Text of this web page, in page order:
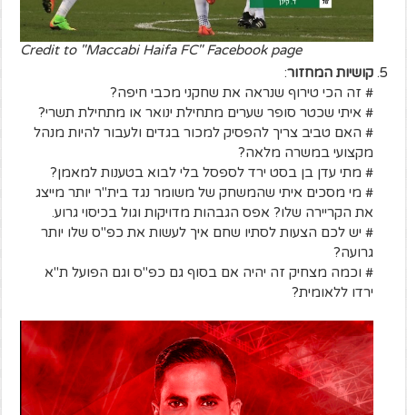
Credit to "Maccabi Haifa FC" Facebook page
קושיות המחזור:
# זה הכי טירוף שנראה את שחקני מכבי חיפה?
# איתי שכטר סופר שערים מתחילת ינואר או מתחילת תשרי?
# האם טביב צריך להפסיק למכור בגדים ולעבור להיות מנהל
מקצועי במשרה מלאה?
# מתי עדן בן בסט ירד לספסל בלי לבוא בטענות למאמן?
# מי מסכים איתי שהמשחק של משומר נגד בית"ר יותר מייצג
את הקריירה שלו? אפס הגבהות מדויקות וגול בכיסוי גרוע.
# יש לכם הצעות לסתיו שחם איך לעשות את כפ"ס שלו יותר
גרועה?
# וכמה מצחיק זה יהיה אם בסוף גם כפ"ס וגם הפועל ת"א
ירדו ללאומית?